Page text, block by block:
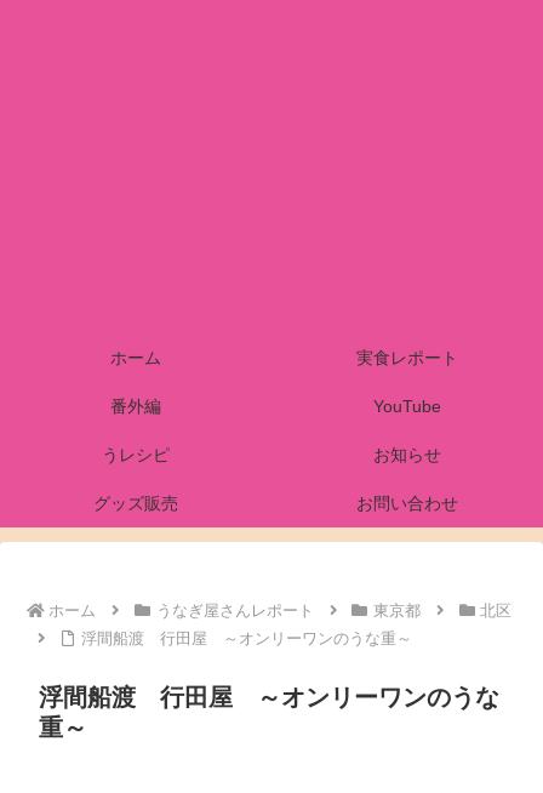
ホーム 実食レポート
番外編 YouTube
うレシピ お知らせ
グッズ販売 お問い合わせ
ホーム うなぎ屋さんレポート 東京都
北区
浮間船渡 行田屋 ～オンリーワンのうな重～
浮間船渡 行田屋 ～オンリーワンのうな
重～